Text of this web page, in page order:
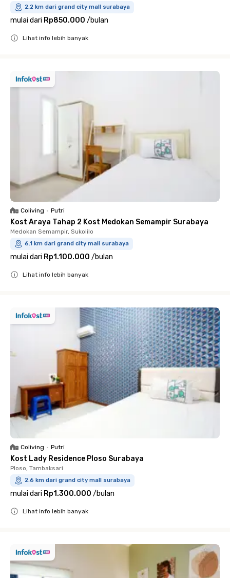
2.2 km dari grand city mall surabaya
mulai dari Rp850.000 /bulan
Lihat info lebih banyak
Coliving • Putri
Kost Araya Tahap 2 Kost Medokan Semampir Surabaya
Medokan Semampir, Sukolilo
6.1 km dari grand city mall surabaya
mulai dari Rp1.100.000 /bulan
Lihat info lebih banyak
Coliving • Putri
Kost Lady Residence Ploso Surabaya
Ploso, Tambaksari
2.6 km dari grand city mall surabaya
mulai dari Rp1.300.000 /bulan
Lihat info lebih banyak